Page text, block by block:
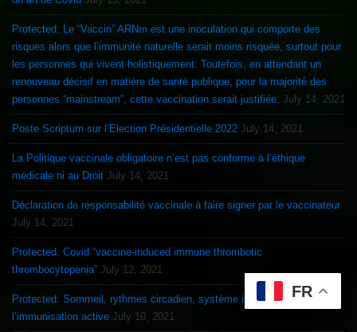
Protected: Le “Vaccin” ARNm est une inoculation qui comporte des
risques alors que l’immunité naturelle serait moins risquée, surtout pour
les personnes qui vivent holistiquement. Toutefois, en attendant un
renouveau décisif en matière de santé publique, pour la majorité des
personnes “mainstream”, cette vaccination serait justifiée. July 14, 2021
Poste Scriptum sur l’Election Présidentielle 2022 July 14, 2021
La Politique vaccinale obligatoire n’est pas conforme à l’éthique
médicale ni au Droit July 14, 2021
Déclaration de responsabilité vaccinale à faire signer par le vaccinateur
July 14, 2021
Protected: Covid “vaccine-induced immune thrombotic
thrombocytopenia” July 12, 2021
Protected: Sommeil, rythmes circadien, système immunitaire et
l’immunisation active July 10, 2021
FR